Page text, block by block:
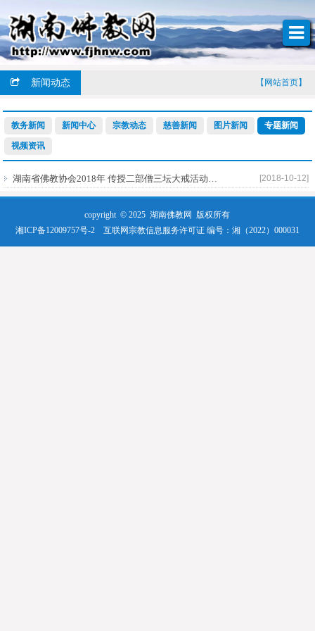
新闻动态 【网站首页】
教务新闻 新闻中心 宗教动态 慈善新闻 图片新闻 专题新闻
视频资讯
[2018-10-12]
copyright © 2025 湖南佛教网 版权所有
湘ICP备12009757号-2
互联网宗教信息服务许可证 编号：湘（2022）000031